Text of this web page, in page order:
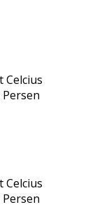
Celcius
Celcius